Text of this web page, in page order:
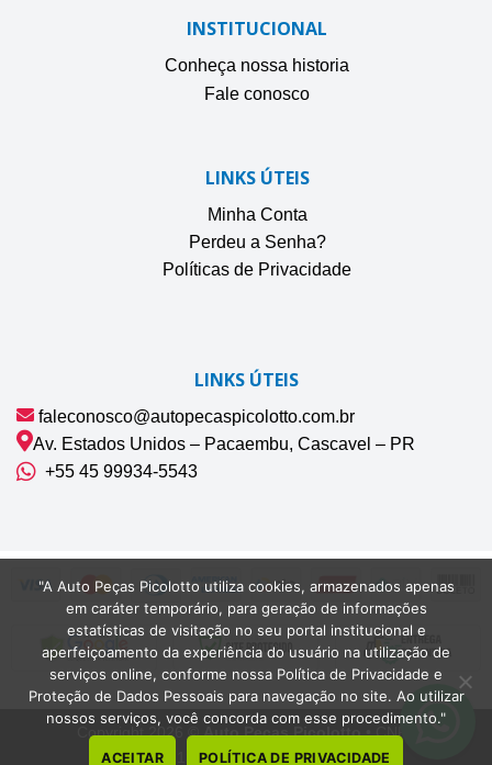
INSTITUCIONAL
Conheça nossa historia
Fale conosco
LINKS ÚTEIS
Minha Conta
Perdeu a Senha?
Políticas de Privacidade
LINKS ÚTEIS
faleconosco@autopecaspicolotto.com.br
Av. Estados Unidos – Pacaembu, Cascavel – PR
+55 45 99934‑5543‬
Copyright 2026 ©Auto Peças Picolotto• CNPJ
42.075.132/0001-22 | Cascavel-PR
"A Auto Peças Picolotto utiliza cookies, armazenados apenas
em caráter temporário, para geração de informações
estatísticas de visitação no seu portal institucional e
aperfeiçoamento da experiência do usuário na utilização de
serviços online, conforme nossa Política de Privacidade e
Proteção de Dados Pessoais para navegação no site. Ao utilizar
nossos serviços, você concorda com esse procedimento."
ACEITAR POLÍTICA DE PRIVACIDADE